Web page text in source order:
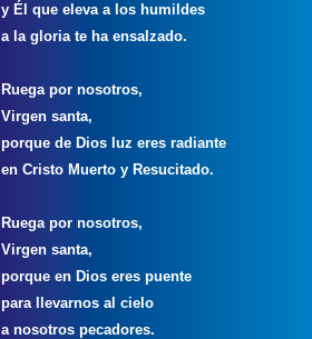
y Él que eleva a los humildes
a la gloria te ha ensalzado.
Ruega por nosotros,
Virgen santa,
porque de Dios luz eres radiante
en Cristo Muerto y Resucitado.
Ruega por nosotros,
Virgen santa,
porque en Dios eres puente
para llevarnos al cielo
a nosotros pecadores.